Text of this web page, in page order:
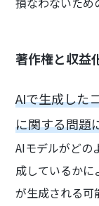
著作権と収益
AIで生成した
に関する問題
AIモデルがどの
成しているかに
が生成される可